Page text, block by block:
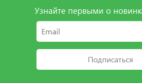
Узнайте первыми о
Подписаться